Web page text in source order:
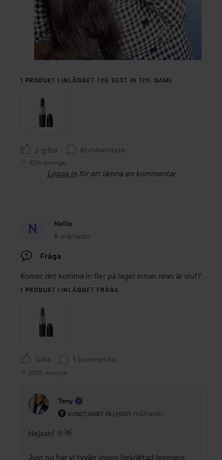
1 PRODUKT I INLÄGGET THE BEST IN THE GAME
2 gillar Kommentera
1076 visningar
Logga in för att lämna en kommentar
Nellie
8 månader
Inlägget skapades 8 månader
Fråga
Komer det komma in fler på lager innan rean är slut?
1 PRODUKT I INLÄGGET FRÅGA
Gilla 1 kommentar
2525 visningar
Tony
KUNDTJÄNST PÅ LYKO
Användarens roll: Kundtjänst på Lyko.
8 månader
Kommentaren lades 8
Hejsan! 🌞👋
Just nu har vi tyvärr ingen bekräftad leverans